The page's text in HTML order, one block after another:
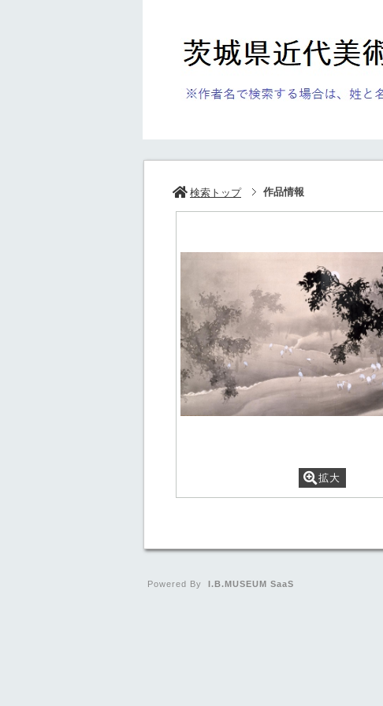
検索トップ 作品情報
拡大
Powered By I.B.MUSEUM SaaS